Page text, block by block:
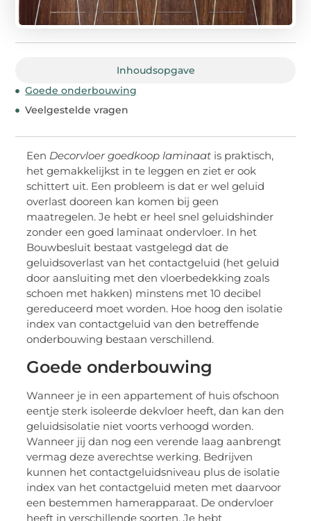
Inhoudsopgave
Goede onderbouwing
Veelgestelde vragen
Een Decorvloer goedkoop laminaat is praktisch,
het gemakkelijkst in te leggen en ziet er ook
schittert uit. Een probleem is dat er wel geluid
overlast dooreen kan komen bij geen
maatregelen. Je hebt er heel snel geluidshinder
zonder een goed laminaat ondervloer. In het
Bouwbesluit bestaat vastgelegd dat de
geluidsoverlast van het contactgeluid (het geluid
door aansluiting met den vloerbedekking zoals
schoen met hakken) minstens met 10 decibel
gereduceerd moet worden. Hoe hoog den isolatie
index van contactgeluid van den betreffende
onderbouwing bestaan verschillend.
Goede onderbouwing
Wanneer je in een appartement of huis ofschoon
eentje sterk isoleerde dekvloer heeft, dan kan den
geluidsisolatie niet voorts verhoogd worden.
Wanneer jij dan nog een verende laag aanbrengt
vermag deze averechtse werking. Bedrijven
kunnen het contactgeluidsniveau plus de isolatie
index van het contactgeluid meten met daarvoor
een bestemmen hamerapparaat. De ondervloer
heeft in verschillende soorten. Je hebt